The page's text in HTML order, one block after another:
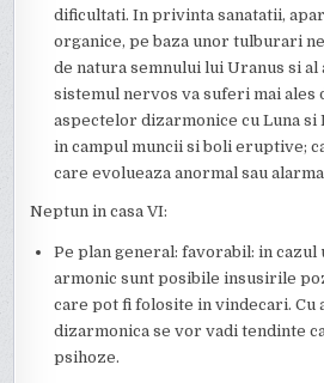
dificultati. In privinta sanatatii,
organice, pe baza unor tulburari
de natura semnului lui Uranus si al
sistemul nervos va suferi mai ales
aspectelor dizarmonice cu Luna si
in campul muncii si boli eruptive;
care evolueaza anormal sau
Neptun in casa VI:
Pe plan general: favorabil: in cazul
armonic sunt posibile insusirile
care pot fi folosite in vindecari. Cu
dizarmonica se vor vadi tendinte
psihoze.